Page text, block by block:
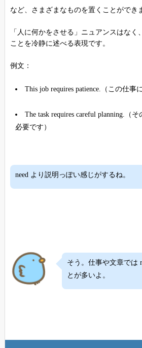
など、さまざまなものを置くことができ
「人に何かをさせる」ニュアンスはなく
ことを冷静に述べる表現です。
例文：
This job requires patience.（この仕事
The task requires careful planning.（
必要です）
need より説明っぽい感じがするね。
そう。仕事や文章では
とが多いよ。